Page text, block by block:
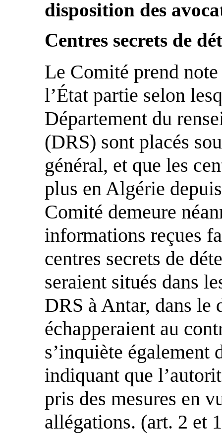
disposition des
Centres secrets de
Le Comité prend note
l’État partie selon
Département du
(DRS) sont placés
général, et que les
plus en Algérie
Comité demeure
informations reçues
centres secrets de
seraient situés dans
DRS à Antar, dans le
échapperaient au
s’inquiète également
indiquant que
pris des mesures en
allégations. (art. 2 et